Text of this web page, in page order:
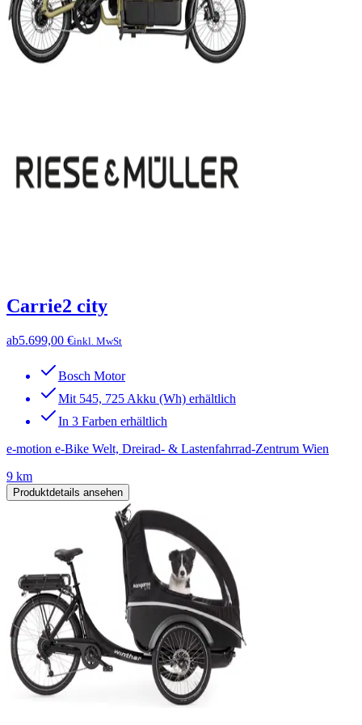
Carrie2 city
ab5.699,00 €inkl. MwSt
Bosch Motor
Mit 545, 725 Akku (Wh) erhältlich
In 3 Farben erhältlich
e-motion e-Bike Welt, Dreirad- & Lastenfahrrad-Zentrum Wien
9 km
Produktdetails ansehen